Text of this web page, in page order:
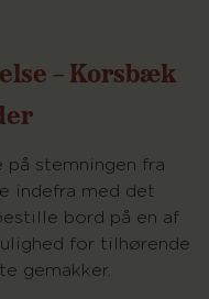
– Korsbæk
stemningen fra
indefra med det
bord på en af
for tilhørende
gemakker.